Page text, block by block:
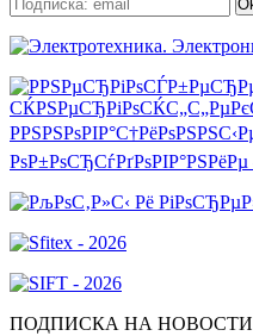
ПОДПИСКА НА НОВОСТИ